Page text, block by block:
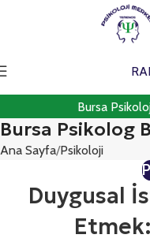
Bursa
Bursa Psikolog
Ana Sayfa Psikoloji
Duygusal